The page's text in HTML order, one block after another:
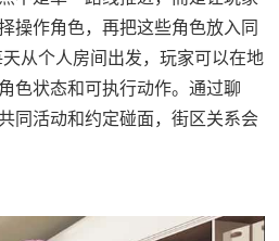
操作角色，再把这些角色放入同
从个人房间出发，玩家可以在地
色状态和可执行动作。通过聊
同活动和约定碰面，街区关系会